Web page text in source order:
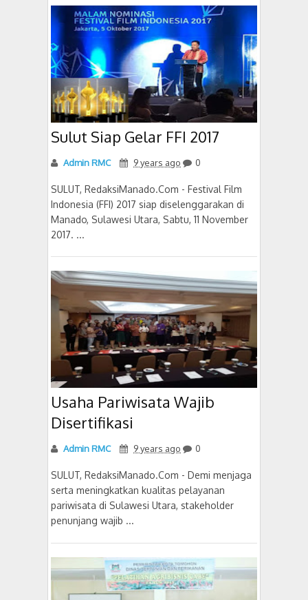
Sulut Siap Gelar FFI 2017
Admin RMC 9 years ago 0
SULUT, RedaksiManado.Com - Festival Film
Indonesia (FFI) 2017 siap diselenggarakan di
Manado, Sulawesi Utara, Sabtu, 11 November
2017. ...
Usaha Pariwisata Wajib
Disertifikasi
Admin RMC 9 years ago 0
SULUT, RedaksiManado.Com - Demi menjaga
serta meningkatkan kualitas pelayanan
pariwisata di Sulawesi Utara, stakeholder
penunjang wajib ...